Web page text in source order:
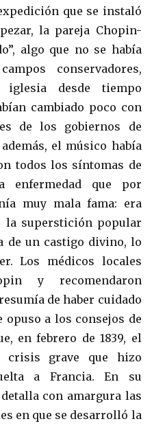
que se instaló
la pareja Chopin-
algo que no se había
conservadores,
desde tiempo
cambiado poco con
de los gobiernos de
el músico había
todos los síntomas de
enfermedad que por
muy mala fama: era
la superstición popular
de un castigo divino, lo
Los médicos locales
y recomendaron
de haber cuidado
opuso a los consejos de
en febrero de 1839, el
crisis grave que hizo
a Francia. En su
con amargura las
en que se desarrolló la